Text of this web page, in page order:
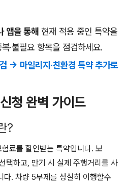
앱을 통해 현재 적용 중인 특약을
·불필요 항목을 점검하세요.
→ 마일리지·친환경 특약 추가로
청 완벽 가이드
?
료를 할인받는 특약입니다. 보
택하고, 만기 시 실제 주행거리를 사
다. 차량 5부제를 성실히 이행할수